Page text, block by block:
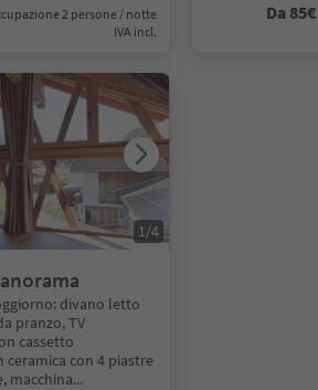
2 persone / notte
IVA incl.
Da 85€
divano letto
pranzo, TV
cassetto
con 4 piastre
macchina...
1/4